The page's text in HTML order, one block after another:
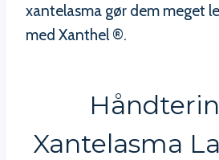
xantelasma gør dem meget
med Xanthel ®.
Xantelasma